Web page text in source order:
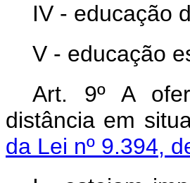
IV - educação
V - educação
Art. 9º A
distância em
da Lei nº 9.394,